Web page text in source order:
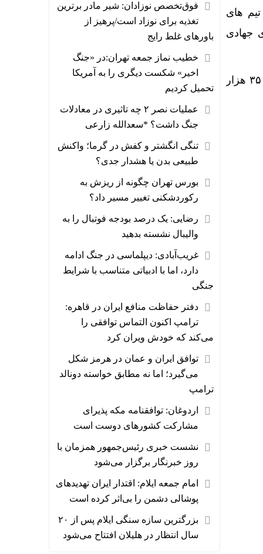
های
جهادی
به گزارش ایرنا، استان ایلام به طور میانگین دارای یک میلیون و ۸۰۰ هزار راس دام سبک و ۳۵ هزار
فوق‌تخصص نوزادان: شیر مادر برترین
تغذیه برای نوزاد است/پرهیز از
باورهای غلط رایج
خطیب نماز جمعه تهران:در «جنگ
اخیر» شکست دیگری را به آمریکا
تحمیل کردیم
عملیات نصر ۲ چه تاثیری در معادلات
جنگ داشت؟ *سعدالله زارعی
تنگی انگشتر و کفش در گرما؛ واکنش
طبیعی بدن یا هشدار جدی؟
بورس تهران چگونه از ریزش به
رکوردشکنی تغییر مسیر داد؟
رضایی: یک درصد بودجه فوتبال را به
والیبال نشسته بدهید
غریب‌آبادی: دیپلماسی در جنگ ادامه
دارد، اما با ادبیاتی متناسب با شرایط
جنگی
دفتر حفاظت منافع ایران در قاهره:
ترامپ اکنون التماس توافقی را
می‌کند که خودش ویران کرد
توافق ایران و عمان در هرمز شکل
می‌گیرد؛ اما نه مطابق خواسته دونالد
ترامپ
اردوغان: توافقنامه مکه پذیرای
مشارکت کشورهای دوست است
نشست خبری رئیس‌جمهور همزمان با
روز خبرنگار برگزار می‌شود
امام جمعه ایلام: اقتدار ایران تهدیدهای
پوشالی دشمن را بی‌اثر کرده است
بزرگترین سازه سنگی ایلام پس از ۲۰
سال انتظار در هلیلان افتتاح می‌شود